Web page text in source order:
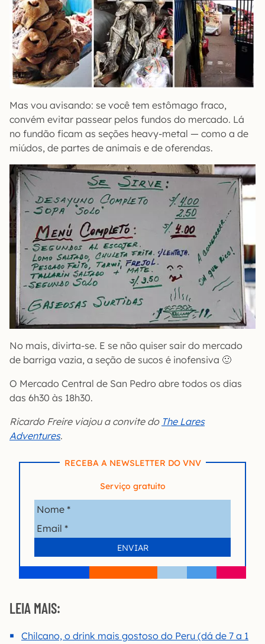
Mas vou avisando: se você tem estômago fraco,
convém evitar passear pelos fundos do mercado. Lá
no fundão ficam as seções heavy-metal — como a de
miúdos, de partes de animais e de oferendas.
No mais, divirta-se. E se não quiser sair do mercado
de barriga vazia, a seção de sucos é inofensiva 🙂
O Mercado Central de San Pedro abre todos os dias
das 6h30 às 18h30.
Ricardo Freire viajou a convite do The Lares
Adventures.
RECEBA A NEWSLETTER DO VNV
Serviço gratuito
LEIA MAIS:
Chilcano, o drink mais gostoso do Peru (dá de 7 a 1